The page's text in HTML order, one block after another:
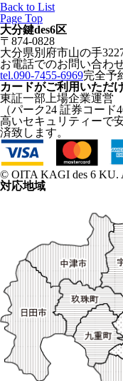
Back to List
Page Top
大分鍵des6区
〒874-0828
大分県別府市山の手
お電話でのお問い合わ
tel.090-7455-6969完全予
カードがご利用いただ
東証一部上場企業運営
（パーク24 証券コード
高いセキュリティーで
済致します。
© OITA KAGI des 6 KU.
対応地域